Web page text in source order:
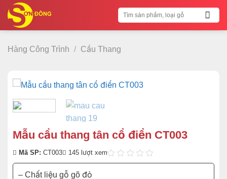
qua
nội
dung
Tìm
kiếm:
Hàng Công Trình / Cầu Thang
Mẫu cầu thang tân cổ điển CT003
Mã SP: CT003 145 lượt xem
– Chất liệu gỗ gõ đỏ